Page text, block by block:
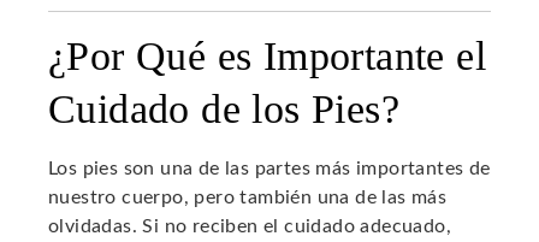
¿Por Qué es Importante el
Cuidado de los Pies?
Los pies son una de las partes más importantes de
nuestro cuerpo, pero también una de las más
olvidadas. Si no reciben el cuidado adecuado,